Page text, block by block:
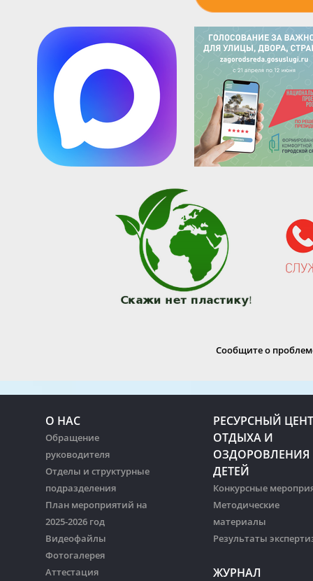
Сообщите о
О НАС
Обращение
руководителя
Отделы и структурные
подразделения
План мероприятий на
2025-2026 год
Видеофайлы
Фотогалерея
Аттестация
РЕСУРСНЫЙ
ОТДЫХА И
ОЗДОРОВЛЕНИЯ
ДЕТЕЙ
Конкурсные
Методические
материалы
Результаты
ЖУРНАЛ